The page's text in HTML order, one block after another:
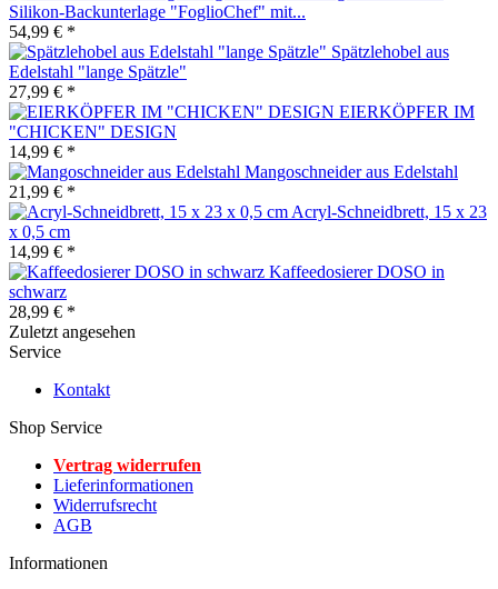
Silikon-Backunterlage "FoglioChef" mit...
54,99 € *
Spätzlehobel aus
Edelstahl "lange Spätzle"
27,99 € *
EIERKÖPFER IM
"CHICKEN" DESIGN
14,99 € *
Mangoschneider aus Edelstahl
21,99 € *
Acryl-Schneidbrett, 15 x 23
x 0,5 cm
14,99 € *
Kaffeedosierer DOSO in
schwarz
28,99 € *
Zuletzt angesehen
Service
Kontakt
Shop Service
Vertrag widerrufen
Lieferinformationen
Widerrufsrecht
AGB
Informationen